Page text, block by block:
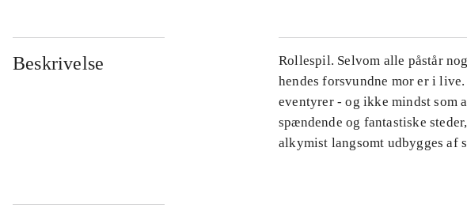
Beskrivelse
Rollespil. Selvom alle påstår
hendes forsvundne mor er i
eventyrer - og ikke mindst som
spændende og fantastiske
alkymist langsomt udbygges af